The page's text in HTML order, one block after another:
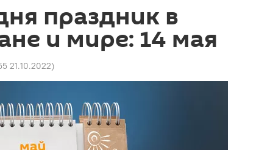
праздник в
и мире: 14 мая
21.10.2022)